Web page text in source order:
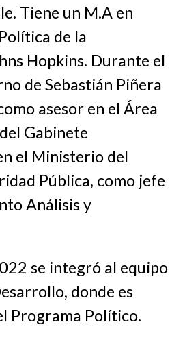
Tiene un M.A en
de la
Hopkins. Durante el
de Sebastián Piñera
asesor en el Área
Gabinete
el Ministerio del
Pública, como jefe
Análisis y
se integró al equipo
donde es
Programa Político.